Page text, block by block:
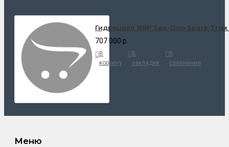
Гидроцикл BRP Sea-Doo Spark
707 000 р.
В
корзину
В
закладки
В
сравнение
Меню